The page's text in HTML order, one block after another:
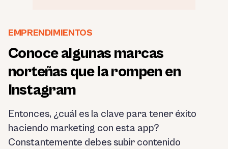
EMPRENDIMIENTOS
Conoce algunas marcas
norteñas que la rompen en
Instagram
Entonces, ¿cuál es la clave para tener éxito
haciendo marketing con esta app?
Constantemente debes subir contenido